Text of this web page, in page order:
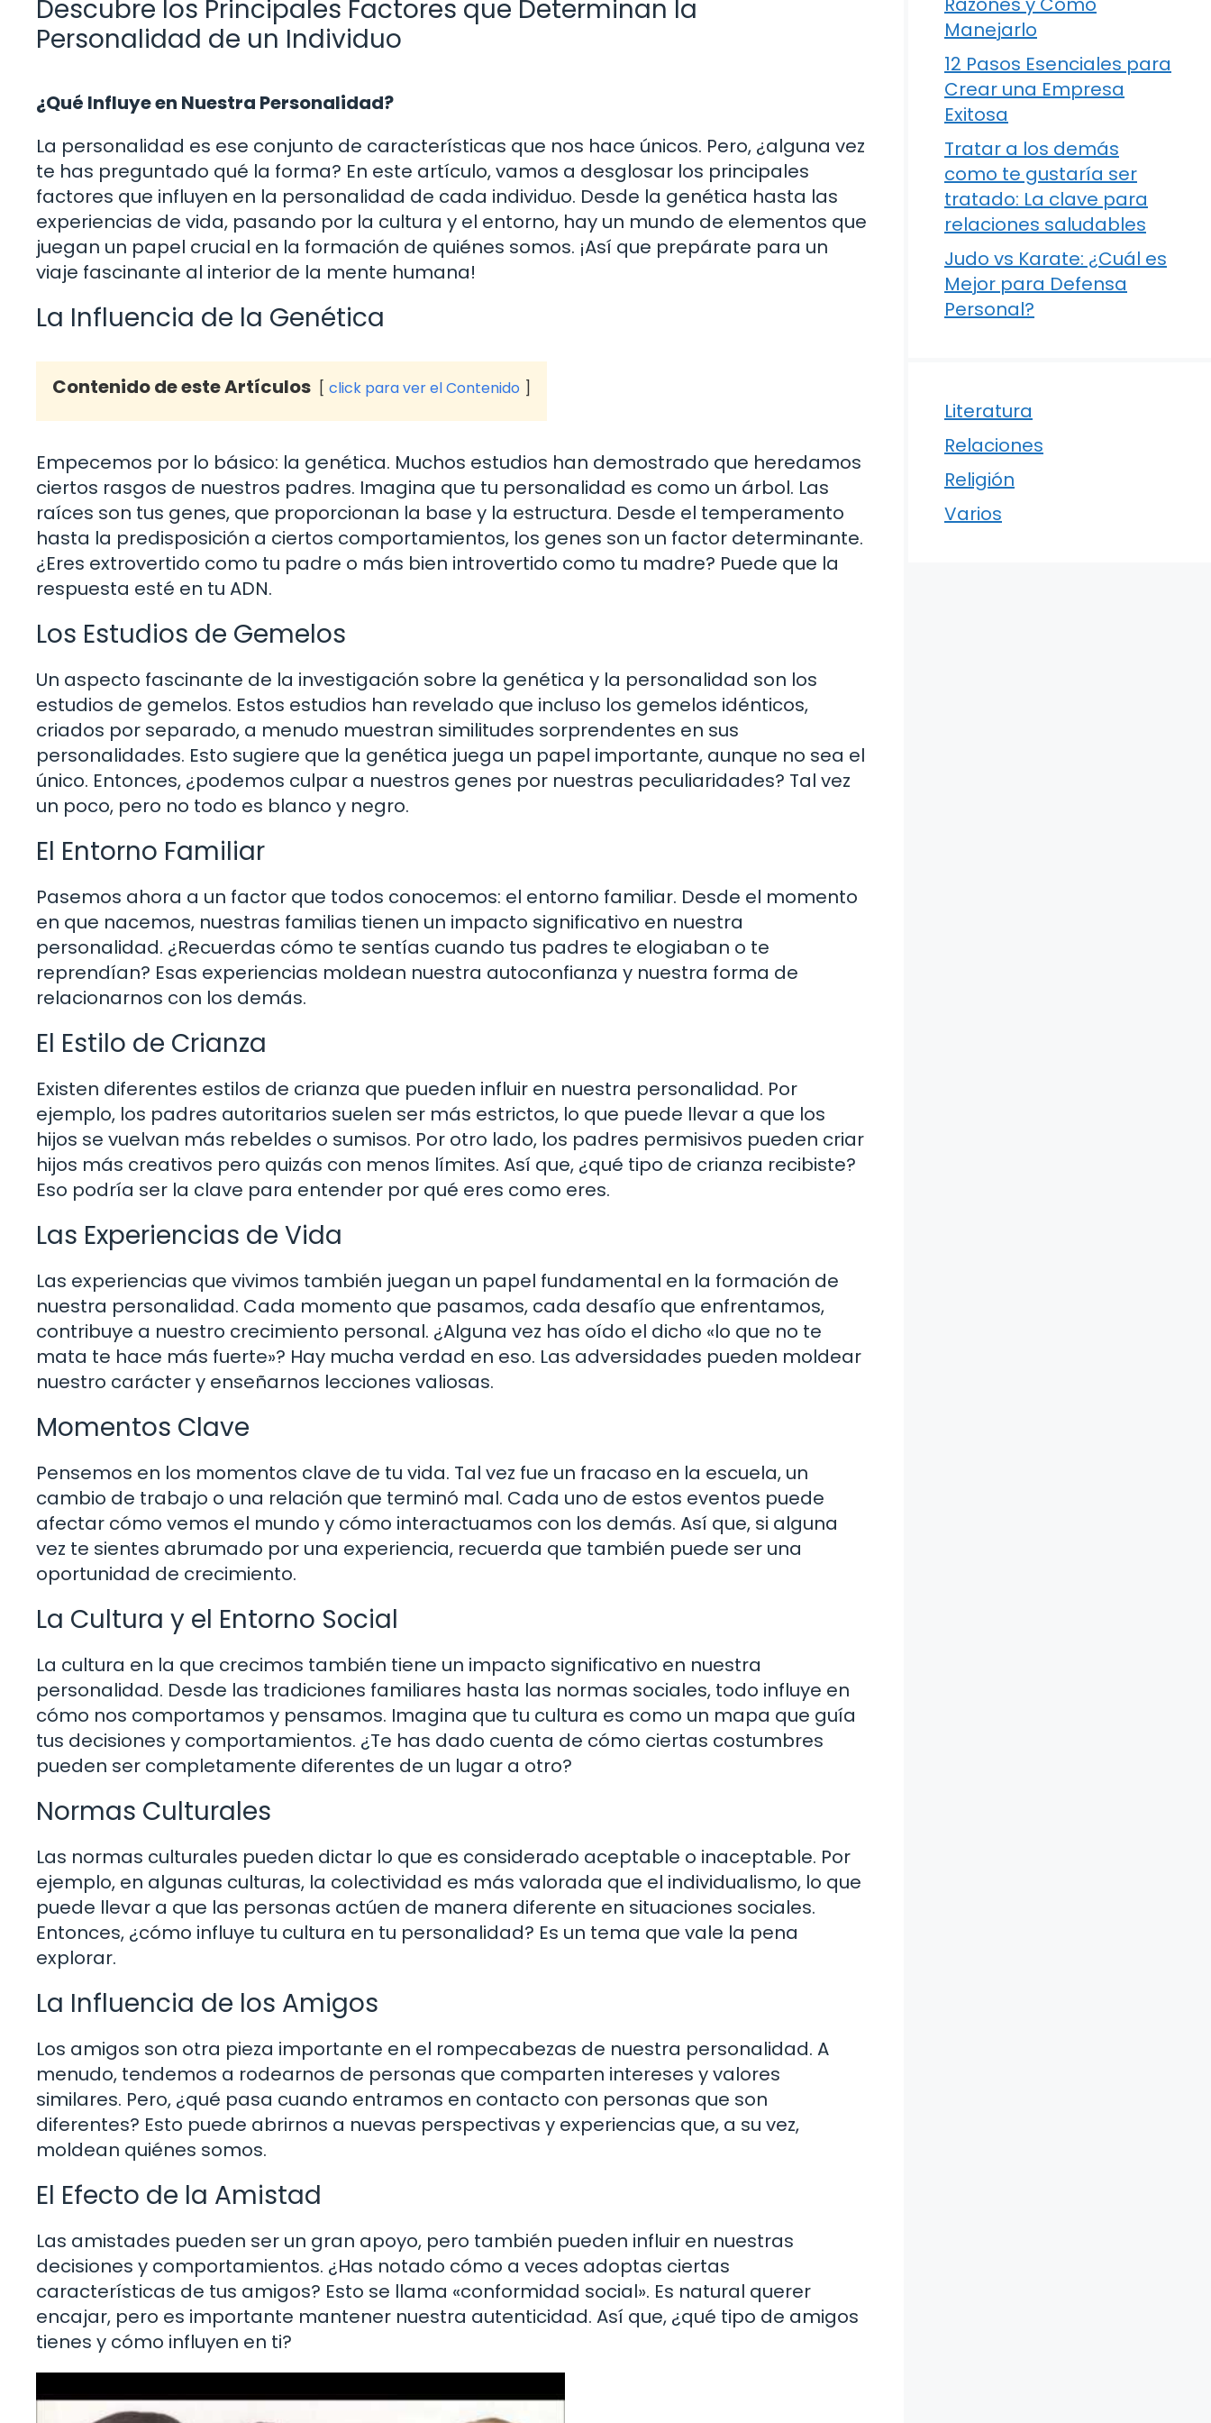
Descubre los Principales Factores que Determinan la
Personalidad de un Individuo
¿Qué Influye en Nuestra Personalidad?
La personalidad es ese conjunto de características que nos hace únicos. Pero, ¿alguna vez
te has preguntado qué la forma? En este artículo, vamos a desglosar los principales
factores que influyen en la personalidad de cada individuo. Desde la genética hasta las
experiencias de vida, pasando por la cultura y el entorno, hay un mundo de elementos que
juegan un papel crucial en la formación de quiénes somos. ¡Así que prepárate para un
viaje fascinante al interior de la mente humana!
La Influencia de la Genética
Contenido de este Artículos click para ver el Contenido
Empecemos por lo básico: la genética. Muchos estudios han demostrado que heredamos
ciertos rasgos de nuestros padres. Imagina que tu personalidad es como un árbol. Las
raíces son tus genes, que proporcionan la base y la estructura. Desde el temperamento
hasta la predisposición a ciertos comportamientos, los genes son un factor determinante.
¿Eres extrovertido como tu padre o más bien introvertido como tu madre? Puede que la
respuesta esté en tu ADN.
Los Estudios de Gemelos
Un aspecto fascinante de la investigación sobre la genética y la personalidad son los
estudios de gemelos. Estos estudios han revelado que incluso los gemelos idénticos,
criados por separado, a menudo muestran similitudes sorprendentes en sus
personalidades. Esto sugiere que la genética juega un papel importante, aunque no sea el
único. Entonces, ¿podemos culpar a nuestros genes por nuestras peculiaridades? Tal vez
un poco, pero no todo es blanco y negro.
El Entorno Familiar
Pasemos ahora a un factor que todos conocemos: el entorno familiar. Desde el momento
en que nacemos, nuestras familias tienen un impacto significativo en nuestra
personalidad. ¿Recuerdas cómo te sentías cuando tus padres te elogiaban o te
reprendían? Esas experiencias moldean nuestra autoconfianza y nuestra forma de
relacionarnos con los demás.
El Estilo de Crianza
Existen diferentes estilos de crianza que pueden influir en nuestra personalidad. Por
ejemplo, los padres autoritarios suelen ser más estrictos, lo que puede llevar a que los
hijos se vuelvan más rebeldes o sumisos. Por otro lado, los padres permisivos pueden criar
hijos más creativos pero quizás con menos límites. Así que, ¿qué tipo de crianza recibiste?
Eso podría ser la clave para entender por qué eres como eres.
Las Experiencias de Vida
Las experiencias que vivimos también juegan un papel fundamental en la formación de
nuestra personalidad. Cada momento que pasamos, cada desafío que enfrentamos,
contribuye a nuestro crecimiento personal. ¿Alguna vez has oído el dicho «lo que no te
mata te hace más fuerte»? Hay mucha verdad en eso. Las adversidades pueden moldear
nuestro carácter y enseñarnos lecciones valiosas.
Momentos Clave
Pensemos en los momentos clave de tu vida. Tal vez fue un fracaso en la escuela, un
cambio de trabajo o una relación que terminó mal. Cada uno de estos eventos puede
afectar cómo vemos el mundo y cómo interactuamos con los demás. Así que, si alguna
vez te sientes abrumado por una experiencia, recuerda que también puede ser una
oportunidad de crecimiento.
La Cultura y el Entorno Social
La cultura en la que crecimos también tiene un impacto significativo en nuestra
personalidad. Desde las tradiciones familiares hasta las normas sociales, todo influye en
cómo nos comportamos y pensamos. Imagina que tu cultura es como un mapa que guía
tus decisiones y comportamientos. ¿Te has dado cuenta de cómo ciertas costumbres
pueden ser completamente diferentes de un lugar a otro?
Normas Culturales
Las normas culturales pueden dictar lo que es considerado aceptable o inaceptable. Por
ejemplo, en algunas culturas, la colectividad es más valorada que el individualismo, lo que
puede llevar a que las personas actúen de manera diferente en situaciones sociales.
Entonces, ¿cómo influye tu cultura en tu personalidad? Es un tema que vale la pena
explorar.
La Influencia de los Amigos
Los amigos son otra pieza importante en el rompecabezas de nuestra personalidad. A
menudo, tendemos a rodearnos de personas que comparten intereses y valores
similares. Pero, ¿qué pasa cuando entramos en contacto con personas que son
diferentes? Esto puede abrirnos a nuevas perspectivas y experiencias que, a su vez,
moldean quiénes somos.
El Efecto de la Amistad
Las amistades pueden ser un gran apoyo, pero también pueden influir en nuestras
decisiones y comportamientos. ¿Has notado cómo a veces adoptas ciertas
características de tus amigos? Esto se llama «conformidad social». Es natural querer
encajar, pero es importante mantener nuestra autenticidad. Así que, ¿qué tipo de amigos
tienes y cómo influyen en ti?
Manejarlo
12 Pasos Esenciales para
Crear una Empresa
Exitosa
Tratar a los demás
como te gustaría ser
tratado: La clave para
relaciones saludables
Judo vs Karate: ¿Cuál es
Mejor para Defensa
Personal?
Literatura
Relaciones
Religión
Varios